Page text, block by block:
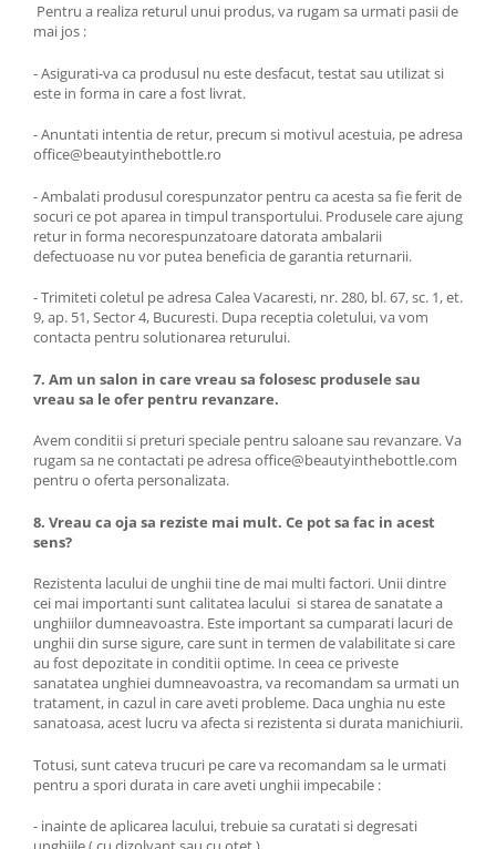
Pentru a realiza returul unui produs, va rugam sa urmati pasii de
mai jos :
- Asigurati-va ca produsul nu este desfacut, testat sau utilizat si
este in forma in care a fost livrat.
- Anuntati intentia de retur, precum si motivul acestuia, pe adresa
office@beautyinthebottle.ro
- Ambalati produsul corespunzator pentru ca acesta sa fie ferit de
socuri ce pot aparea in timpul transportului. Produsele care ajung
retur in forma necorespunzatoare datorata ambalarii
defectuoase nu vor putea beneficia de garantia returnarii.
- Trimiteti coletul pe adresa Calea Vacaresti, nr. 280, bl. 67, sc. 1, et.
9, ap. 51, Sector 4, Bucuresti. Dupa receptia coletului, va vom
contacta pentru solutionarea returului.
7. Am un salon in care vreau sa folosesc produsele sau
vreau sa le ofer pentru revanzare.
Avem conditii si preturi speciale pentru saloane sau revanzare. Va
rugam sa ne contactati pe adresa office@beautyinthebottle.com
pentru o oferta personalizata.
8. Vreau ca oja sa reziste mai mult. Ce pot sa fac in acest
sens?
Rezistenta lacului de unghii tine de mai multi factori. Unii dintre
cei mai importanti sunt calitatea lacului si starea de sanatate a
unghiilor dumneavoastra. Este important sa cumparati lacuri de
unghii din surse sigure, care sunt in termen de valabilitate si care
au fost depozitate in conditii optime. In ceea ce priveste
sanatatea unghiei dumneavoastra, va recomandam sa urmati un
tratament, in cazul in care aveti probleme. Daca unghia nu este
sanatoasa, acest lucru va afecta si rezistenta si durata manichiurii.
Totusi, sunt cateva trucuri pe care va recomandam sa le urmati
pentru a spori durata in care aveti unghii impecabile :
- inainte de aplicarea lacului, trebuie sa curatati si degresati